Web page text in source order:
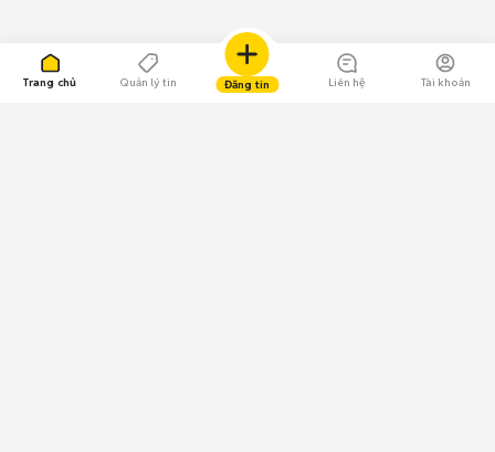
Trang chủ Quản lý tin Đăng tin Liên hệ Tài khoản